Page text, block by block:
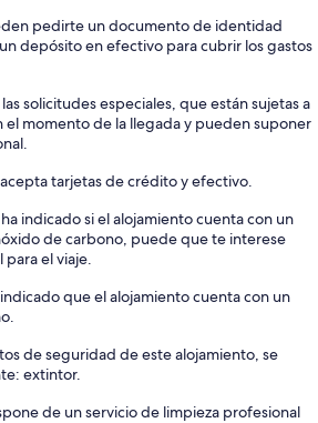
pedirte un documento de identidad
depósito en efectivo para cubrir los gastos
solicitudes especiales, que están sujetas a
momento de la llegada y pueden suponer
tarjetas de crédito y efectivo.
indicado si el alojamiento cuenta con un
de carbono, puede que te interese
el viaje.
que el alojamiento cuenta con un
de seguridad de este alojamiento, se
extintor.
de un servicio de limpieza profesional